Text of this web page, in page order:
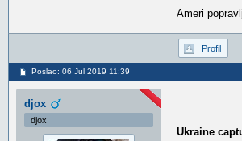
Ameri
Profil
Poslao: 06 Jul 2019 11:39
djox
djox
Ukraine